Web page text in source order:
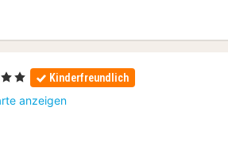
2
Nächte
ab
, 2 Sterne Kinderfreundlich
anzeigen